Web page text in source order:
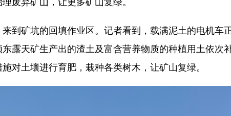
矿坑的回填作业区。记者看到，载满泥土的电机车
露天矿生产出的渣土及富含营养物质的种植用土依次
对土壤进行育肥，栽种各类树木，让矿山复绿。